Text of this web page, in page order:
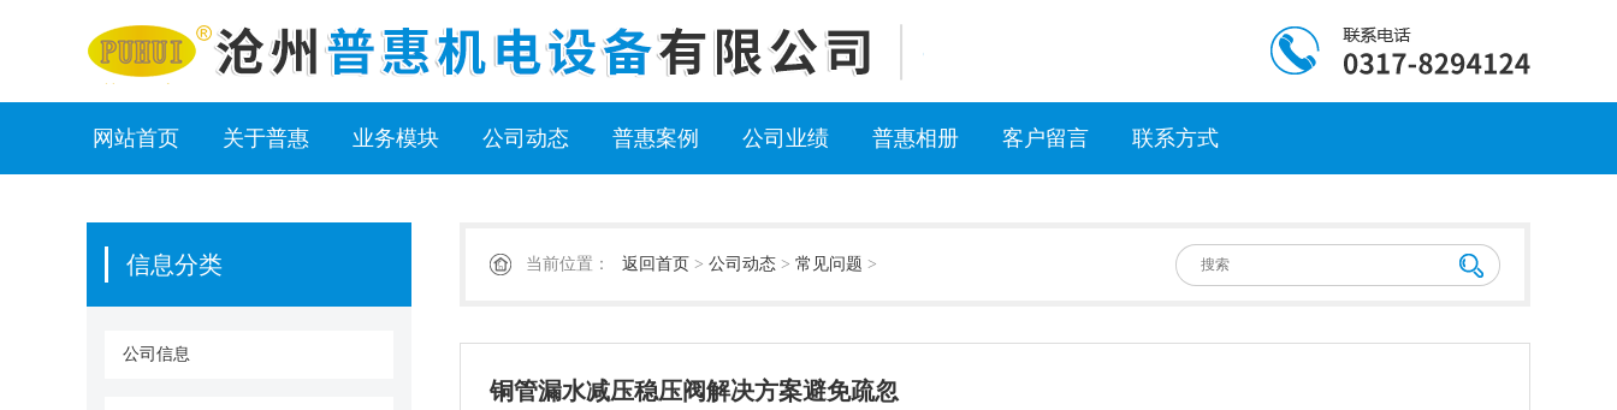
网站首页 关于普惠 业务模块 公司动态 普惠案例 公司业绩 普惠相册 客户留言 联系方式
信息分类
公司信息
当前位置： 返回首页 > 公司动态 > 常见问题 >
铜管漏水减压稳压阀解决方案避免疏忽